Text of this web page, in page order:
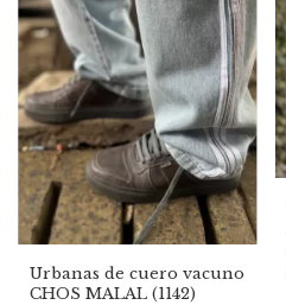
Urbanas de cuero vacuno
CHOS MALAL (1142)